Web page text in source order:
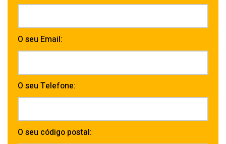
O seu Email:
O seu Telefone:
O seu código postal: